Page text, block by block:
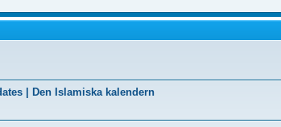
| Den Islamiska kalendern